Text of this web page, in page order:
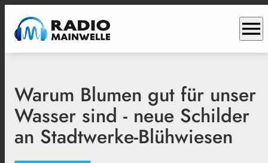
menu
Warum Blumen gut für unser
Wasser sind - neue Schilder
an Stadtwerke-Blühwiesen